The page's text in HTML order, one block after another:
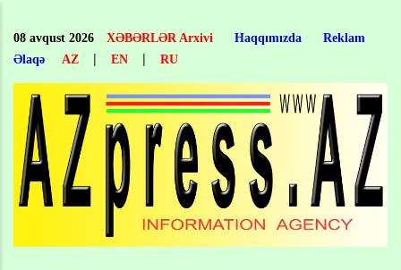
main
content
08 avqust 2026 XƏBƏRLƏR Arxivi Haqqımızda
Reklam
Əlaqə
AZ | EN | RU